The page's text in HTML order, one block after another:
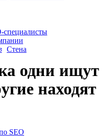
специалисты
Стена
одни ищут
находят
SEO